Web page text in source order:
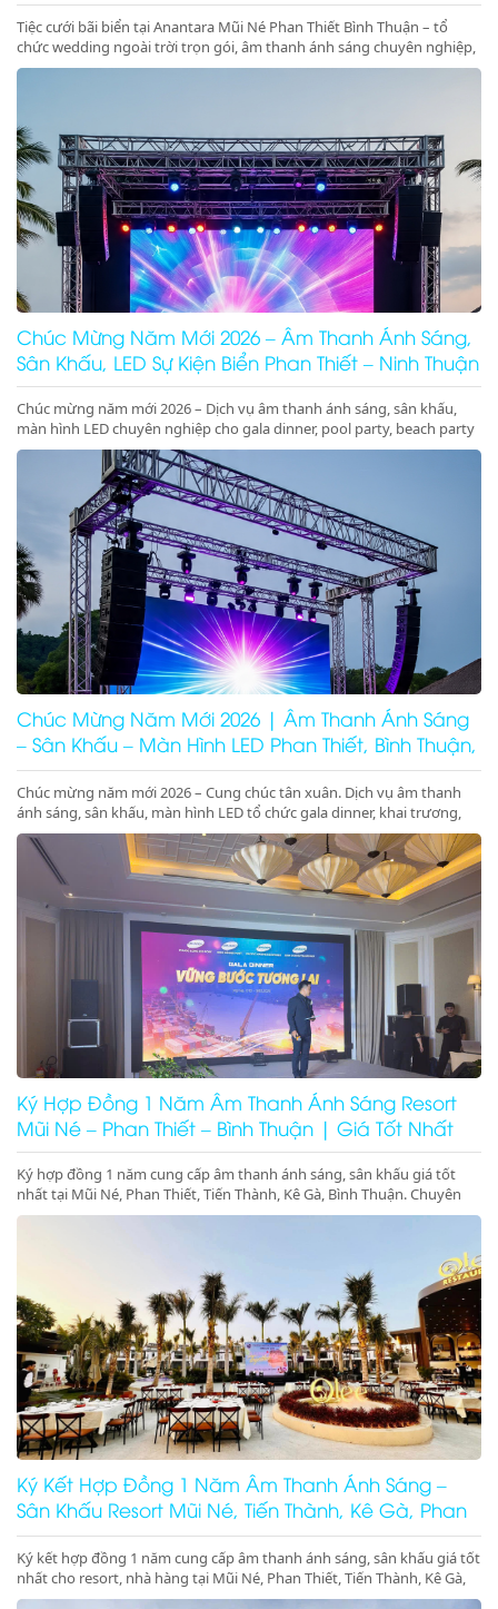
Tiệc cưới bãi biển tại Anantara Mũi Né Phan Thiết Bình Thuận – tổ
chức wedding ngoài trời trọn gói, âm thanh ánh sáng chuyên nghiệp,
sân khấu cưới trên biển sang trọng, lãng mạn, đẳng cấp
Chúc Mừng Năm Mới 2026 – Âm Thanh Ánh Sáng,
Sân Khấu, LED Sự Kiện Biển Phan Thiết – Ninh Thuận
Chúc mừng năm mới 2026 – Dịch vụ âm thanh ánh sáng, sân khấu,
màn hình LED chuyên nghiệp cho gala dinner, pool party, beach party
tại Phan Thiết, Ninh Thuận. Nhận ký hợp đồng dài hạn giá tốt.
Chúc Mừng Năm Mới 2026 | Âm Thanh Ánh Sáng
– Sân Khấu – Màn Hình LED Phan Thiết, Bình Thuận,
Ninh Thuận
Chúc mừng năm mới 2026 – Cung chúc tân xuân. Dịch vụ âm thanh
ánh sáng, sân khấu, màn hình LED tổ chức gala dinner, khai trương,
khánh thành, động thổ tại Phan Thiết, Bình Thuận, Ninh Thuận. Giá
tốt – chuyên nghiệp – concept 2026
Ký Hợp Đồng 1 Năm Âm Thanh Ánh Sáng Resort
Mũi Né – Phan Thiết – Bình Thuận | Giá Tốt Nhất
Ký hợp đồng 1 năm cung cấp âm thanh ánh sáng, sân khấu giá tốt
nhất tại Mũi Né, Phan Thiết, Tiến Thành, Kê Gà, Bình Thuận. Chuyên
gala dinner, pool party, beach party resort chuyên nghiệp. Gọi ngay để
Ký Kết Hợp Đồng 1 Năm Âm Thanh Ánh Sáng –
Sân Khấu Resort Mũi Né, Tiến Thành, Kê Gà, Phan
Thiết, Ninh Thuận
Ký kết hợp đồng 1 năm cung cấp âm thanh ánh sáng, sân khấu giá tốt
nhất cho resort, nhà hàng tại Mũi Né, Phan Thiết, Tiến Thành, Kê Gà,
Ninh Thuận, Ninh Chữ, Phan Rang. Tổ chức gala dinner, pool party,